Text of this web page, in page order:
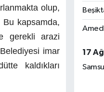
olup,
Bu kapsamda,
gerekli arazi
imar
kaldıkları
Amed
17